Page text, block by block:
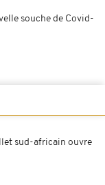
souche de Covid-
sud-africain ouvre